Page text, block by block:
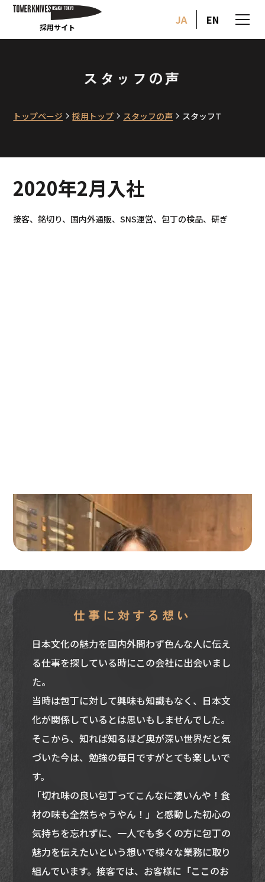
採用サイト
JA EN
スタッフの声
トップページ 採用トップ スタッフの声 スタッフT
2020年2月入社
接客、銘切り、国内外通販、SNS運営、包丁の検品、研ぎ
仕事に対する想い
日本文化の魅力を国内外問わず色んな人に伝え
る仕事を探している時にこの会社に出会いまし
た。
当時は包丁に対して興味も知識もなく、日本文
化が関係しているとは思いもしませんでした。
そこから、知れば知るほど奥が深い世界だと気
づいた今は、勉強の毎日ですがとても楽しいで
す。
「切れ味の良い包丁ってこんなに凄いんや！食
材の味も全然ちゃうやん！」と感動した初心の
気持ちを忘れずに、一人でも多くの方に包丁の
魅力を伝えたいという想いで様々な業務に取り
組んでいます。接客では、お客様に「ここのお